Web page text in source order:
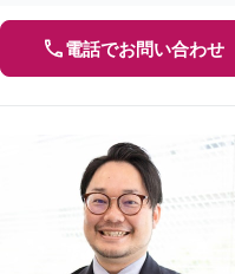
電話でお問い合わせ